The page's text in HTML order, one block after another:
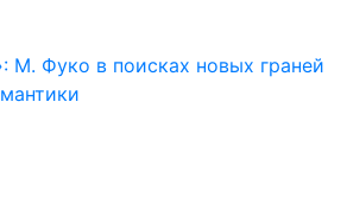
М. Фуко в поисках новых граней